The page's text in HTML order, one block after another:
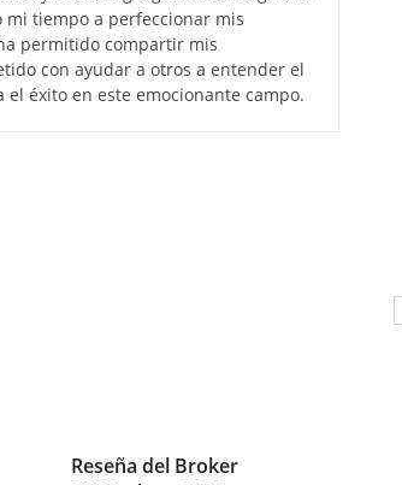
mi tiempo a perfeccionar mis
permitido compartir mis
con ayudar a otros a entender el
éxito en este emocionante campo.
Reseña del Broker